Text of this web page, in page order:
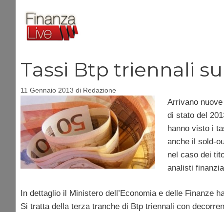
contenuto
Tassi Btp triennali
11 Gennaio 2013 di Redazione
Arrivano
di stato del
hanno visto i
anche il sold-
nel caso dei
analisti
In dettaglio il Ministero dell’Economia e delle Finanze
Si tratta della terza tranche di Btp triennali con